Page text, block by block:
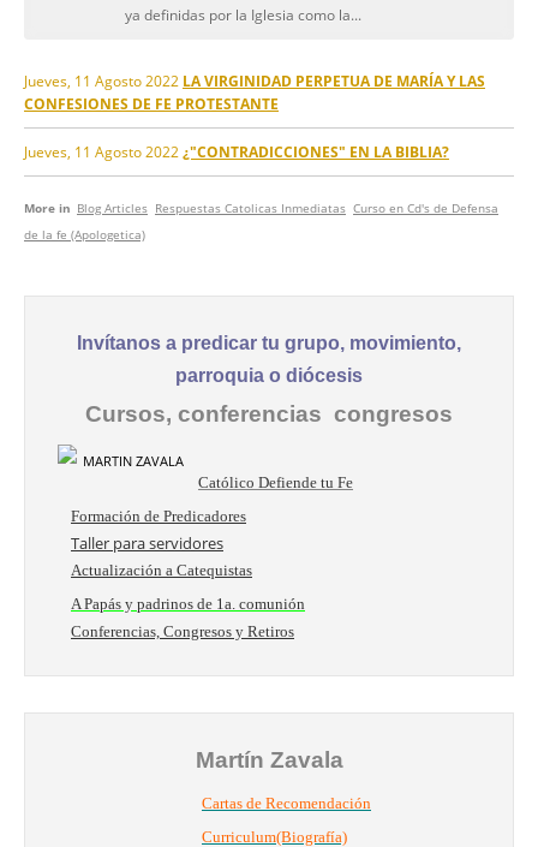
ya definidas por la Iglesia como la...
Jueves, 11 Agosto 2022 LA VIRGINIDAD PERPETUA DE MARÍA Y LAS
CONFESIONES DE FE PROTESTANTE
Jueves, 11 Agosto 2022 ¿"CONTRADICCIONES" EN LA BIBLIA?
More in Blog Articles Respuestas Catolicas Inmediatas Curso en Cd's de Defensa
de la fe (Apologetica)
Invítanos a predicar tu grupo, movimiento,
parroquia o diócesis
Cursos, conferencias congresos
Católico Defiende tu Fe
Formación de Predicadores
Taller para servidores
Actualización a Catequistas
A Papás y padrinos de 1a. comunión
Conferencias, Congresos y Retiros
Martín Zavala
Cartas de Recomendación
Curriculum(Biografía)